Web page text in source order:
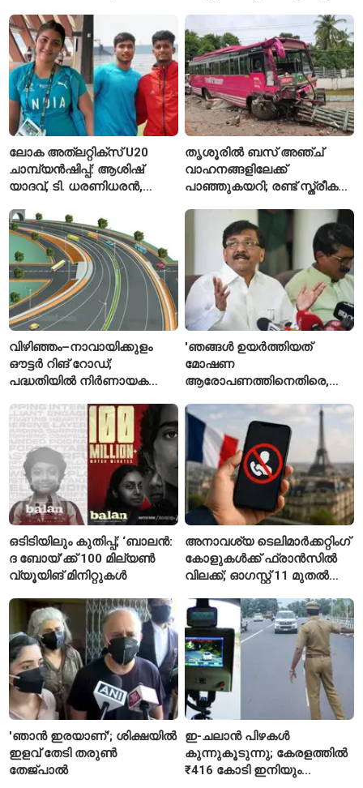
രഹാനെ
ലോക അത്‌ലറ്റിക്സ് U20
ചാമ്പ്യൻഷിപ്പ്: ആശിഷ്
യാദവ്, ടി. ധരണിധരൻ,
ഫൈനലിൽ
തൃശൂരിൽ ബസ് അഞ്ച്
വാഹനങ്ങളിലേക്ക്
പാഞ്ഞുകയറി; രണ്ട് സ്ത്രീകൾ
വിഴിഞ്ഞം–നാവായിക്കുളം
ഔട്ടർ റിങ് റോഡ്;
പദ്ധതിയിൽ നിർണായക
വിശദീകരണം
'ഞങ്ങൾ ഉയർത്തിയത്
മോഷണ
ആരോപണത്തിനെതിരെ,
റിജിജുവിന് മറുപടിയുമായി
സഞ്ജയ് റാവത്ത്
ഒടിടിയിലും കുതിപ്പ്; ‘ബാലൻ:
ദ ബോയ്’ക്ക് 100 മില്യൺ
വ്യൂയിങ് മിനിറ്റുകൾ
അനാവശ്യ ടെലിമാർക്കറ്റിംഗ്
കോളുകൾക്ക് ഫ്രാൻസിൽ
വിലക്ക്; ഓഗസ്റ്റ് 11 മുതൽ
'ഞാൻ ഇരയാണ്'; ശിക്ഷയിൽ
ഇളവ് തേടി തരുണ്‍
തേജ്പാൽ
ഇ-ചലാൻ പിഴകൾ
കുന്നുകൂടുന്നു; കേരളത്തിൽ
₹416 കോടി ഇനിയും